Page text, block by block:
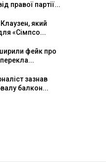
правої партії...
який
«Сімпсо...
фейк про
зазнав
балкон...